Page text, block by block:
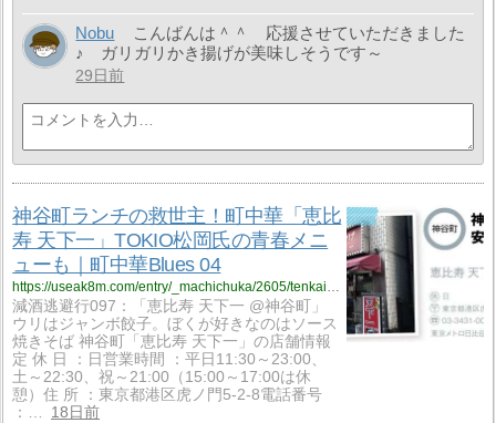
Nobu
こんばんは＾＾ 応援させていただきました
♪ ガリガリかき揚げが美味しそうです～
29日前
神谷町ランチの救世主！町中華「恵比
寿 天下一」TOKIO松岡氏の青春メニ
ューも｜町中華Blues 04
https://useak8m.com/entry/_machichuka/2605/tenkaichi
減酒逃避行097：「恵比寿 天下一 @神谷町」
ウリはジャンボ餃子。ぼくが好きなのはソース
焼きそば 神谷町「恵比寿 天下一」の店舗情報
定 休 日 ：日営業時間 ：平日11:30～23:00、
土～22:30、祝～21:00（15:00～17:00は休
憩）住 所 ：東京都港区虎ノ門5-2-8電話番号
：…
18日前